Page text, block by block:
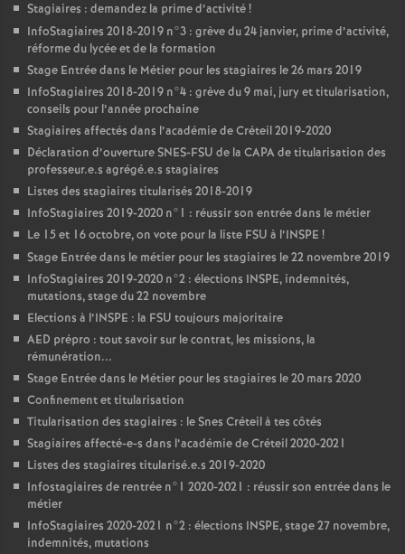
Stagiaires : demandez la prime d’activité!
InfoStagiaires 2018-2019 n°3 : grève du 24 janvier, prime d’activité,
réforme du lycée et de la formation
Stage Entrée dans le Métier pour les stagiaires le 26 mars 2019
InfoStagiaires 2018-2019 n°4 : grève du 9 mai, jury et titularisation,
conseils pour l’année prochaine
Stagiaires affectés dans l’académie de Créteil 2019-2020
Déclaration d’ouvertureSNES-FSU de la CAPAde titularisation des
professeur.e.s agrégé.e.s stagiaires
Listes des stagiaires titularisés 2018-2019
InfoStagiaires 2019-2020 n°1 : réussir son entrée dans le métier
Le 15 et 16 octobre, on vote pour la liste FSU à l’INSPE !
Stage Entrée dans le métier pour les stagiaires le 22 novembre 2019
InfoStagiaires 2019-2020 n°2 : élections INSPE, indemnités,
mutations, stage du 22 novembre
Elections à l’INSPE : la FSU toujours majoritaire
AED prépro : tout savoir sur le contrat, les missions, la
rémunération...
Stage Entrée dans le Métier pour les stagiaires le 20 mars 2020
Confinement et titularisation
Titularisation des stagiaires : le Snes Créteil à tes côtés
Stagiaires affecté-e-s dans l’académie de Créteil 2020-2021
Listes des stagiaires titularisé.e.s 2019-2020
Infostagiaires de rentrée n°1 2020-2021 : réussir son entrée dans le
métier
InfoStagiaires 2020-2021 n°2 : élections INSPE, stage 27 novembre,
indemnités, mutations